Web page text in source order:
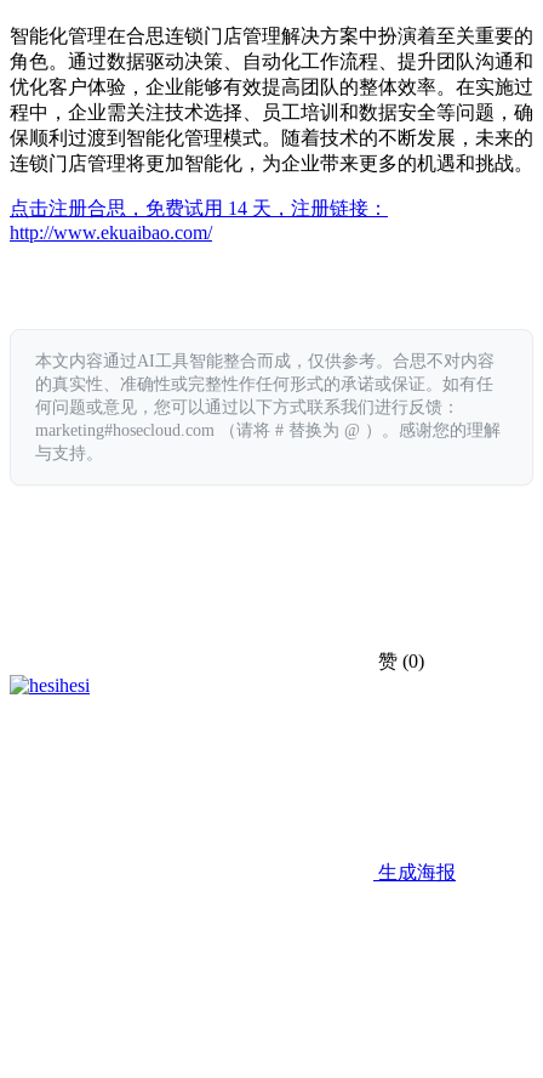
智能化管理在合思连锁门店管理解决方案中扮演着至关重要的
角色。通过数据驱动决策、自动化工作流程、提升团队沟通和
优化客户体验，企业能够有效提高团队的整体效率。在实施过
程中，企业需关注技术选择、员工培训和数据安全等问题，确
保顺利过渡到智能化管理模式。随着技术的不断发展，未来的
连锁门店管理将更加智能化，为企业带来更多的机遇和挑战。
点击注册合思，免费试用 14 天，注册链接：
http://www.ekuaibao.com/
本文内容通过AI工具智能整合而成，仅供参考。合思不对内容
的真实性、准确性或完整性作任何形式的承诺或保证。如有任
何问题或意见，您可以通过以下方式联系我们进行反馈：
marketing#hosecloud.com （请将 # 替换为 @ ）。感谢您的理解
与支持。
赞 (0)
hesi
生成海报